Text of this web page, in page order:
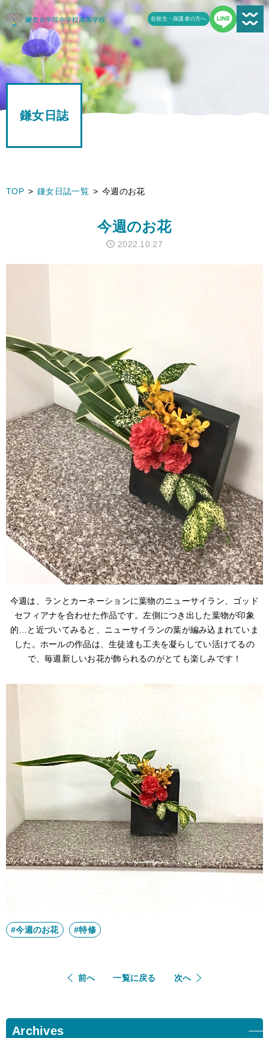
在校生・保護者の方へ
新着情報一覧
受験生の方へ
学校案内
鎌女の教育
よくある質問
卒業生の方へ
鎌女日誌
TOP 鎌女日誌一覧 今週のお花
今週のお花
2022.10.27
今週は、ランとカーネーションに葉物のニューサイラン、ゴッド
セフィアナを合わせた作品です。左側につき出した葉物が印象
的…と近づいてみると、ニューサイランの葉が編み込まれていま
した。ホールの作品は、生徒達も工夫を凝らしてい活けてるの
で、毎週新しいお花が飾られるのがとても楽しみです！
#今週のお花 #特修
前へ 一覧に戻る 次へ
Archives